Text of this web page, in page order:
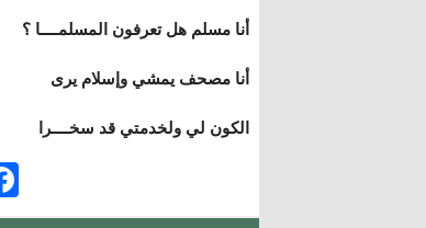
أنا مسلم هل تعرفون
أنا مصحف يمشي وإسلام يرى أنا
الكون لي ولخدمتي قد